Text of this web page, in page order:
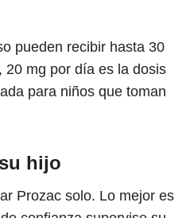
pueden recibir hasta 30
20 mg por día es la dosis
para niños que toman
hijo
Prozac solo. Lo mejor es